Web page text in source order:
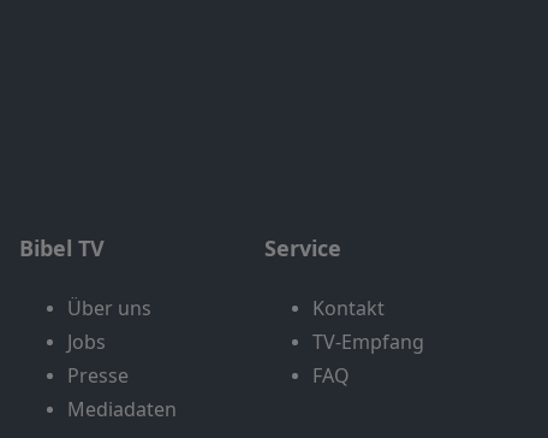
Bibel TV
Über uns
Jobs
Presse
Mediadaten
Service
Kontakt
TV-Empfang
FAQ